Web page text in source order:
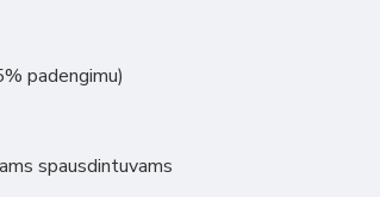
padengimu)
spausdintuvams